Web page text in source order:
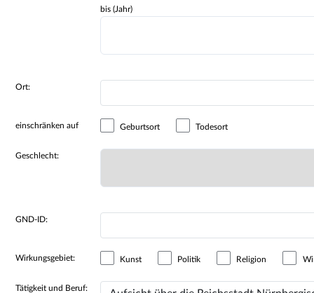
bis (Jahr)
Ort:
einschränken auf Geburtsort Todesort
Geschlecht:
GND-ID:
Wirkungsgebiet: Kunst Politik Religion
Tätigkeit und Beruf: